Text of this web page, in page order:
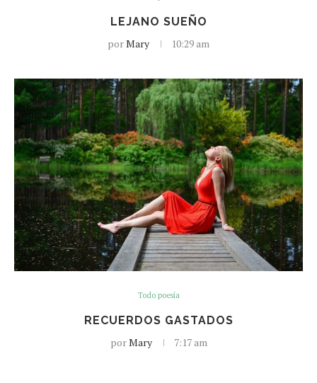
LEJANO SUEÑO
porMary 10:29 am
Todo poesía
RECUERDOS GASTADOS
porMary 7:17 am